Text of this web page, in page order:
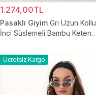
1.274,00TL
Pasaklı Giyim Gri Uzun Kollu
İnci Süslemeli Bambu Keten
Ücretsiz Kargo